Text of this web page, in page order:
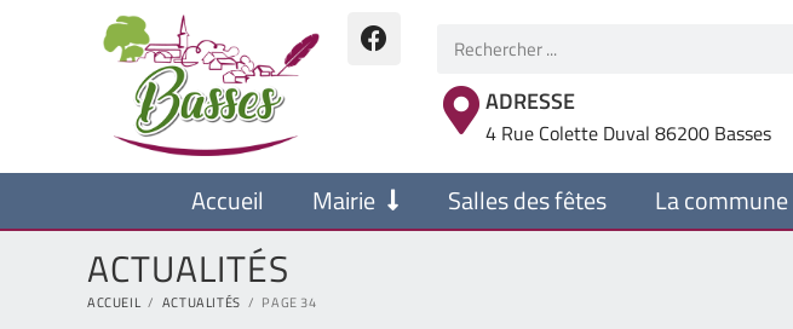
ADRESSE
4 Rue Colette Duval 86200 Basses
Accueil Mairie Salles des fêtes La commune
ACTUALITÉS
ACCUEIL / ACTUALITÉS / PAGE 34